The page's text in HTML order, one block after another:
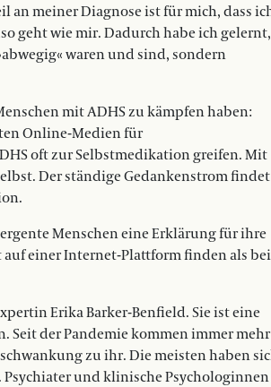
an meiner Diagnose ist für mich, dass
geht wie mir. Dadurch habe ich gelernt,
waren und sind, sondern
mit ADHS zu kämpfen haben:
Online-Medien für
oft zur Selbstmedikation greifen. Mit
Der ständige Gedankenstrom findet
Menschen eine Erklärung für ihre
einer Internet-Plattform finden als bei
Erika Barker-Benfield. Sie ist eine
Seit der Pandemie kommen immer mehr
zu ihr. Die meisten haben
und klinische Psychologinnen